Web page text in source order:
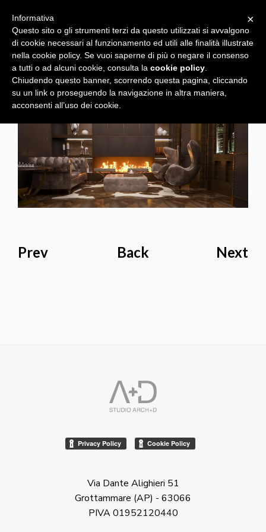
Prev Back Next
Via Dante Alighieri 51
Grottammare (AP) - 63066
PIVA 01952120440
×
Informativa
Questo sito o gli strumenti terzi da questo utilizzati si avvalgono
di cookie necessari al funzionamento ed utili alle finalità illustrate
nella cookie policy. Se vuoi saperne di più o negare il consenso
a tutti o ad alcuni cookie, consulta la cookie policy
Chiudendo questo banner, scorrendo questa pagina, cliccando
su un link o proseguendo la navigazione in altra maniera,
acconsenti all’uso dei cookie.